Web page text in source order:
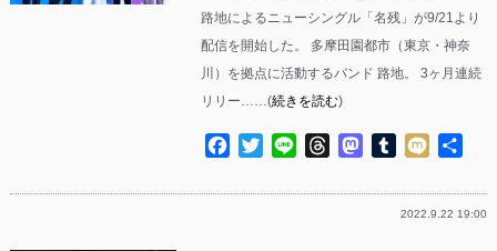
路地によるニューシングル「名残」が9/21より
配信を開始した。 多摩田園都市（東京・神奈
川）を拠点に活動するバンド 路地。 3ヶ月連続
リリー……(続きを読む)
Facebook
TwitterLine ThreadsMastodon
Tumblr
Mixi
2022.9.22 19:00